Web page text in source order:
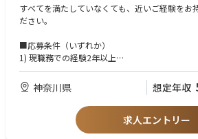
■業務内容
後の変更を管理する
•顧客からの要求仕様と出荷装置仕様との整合を
- 顧客・社内関係部門・協力会社へ装置仕様・
得るまでを担当する
•装置の仕様書および設計図書の作成
•国内手配品の選定、予算の立案、購入および
•搬入および機器接続作業の管理業務
• 出張比率：通常は0~5%
すべてを満たしていなくても、近いご経験をお
ださい。
■応募条件（いずれか）
1) 現職務での経験2年以上
2) Management及び Project管理能力尚可
3) 部署・年齢など壁なく積極的に国内(社内外)
ョンをとれる方
4) お互いを尊重するチームワークを持つ方
5) ⾃分から積極的に⾏動できる方
※未経験者でも意欲のある方歓迎です。
神奈川県 想定年収
求人エントリー